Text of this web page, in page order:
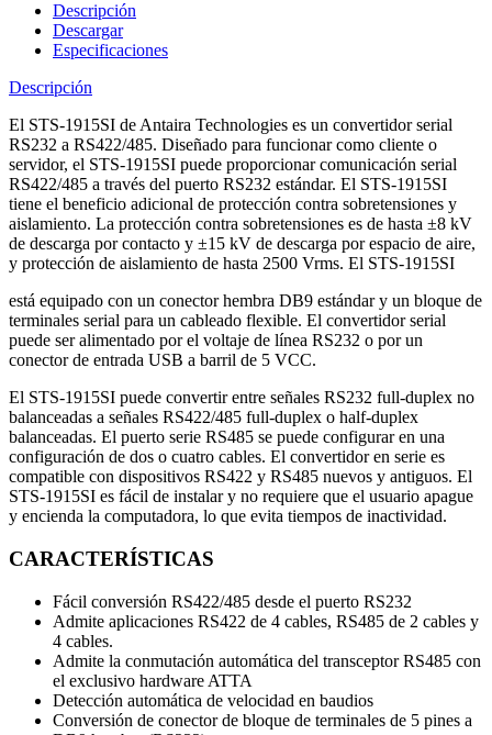
Descripción
Descargar
Especificaciones
Descripción
El STS-1915SI de Antaira Technologies es un convertidor serial
RS232 a RS422/485. Diseñado para funcionar como cliente o
servidor, el STS-1915SI puede proporcionar comunicación serial
RS422/485 a través del puerto RS232 estándar. El STS-1915SI
tiene el beneficio adicional de protección contra sobretensiones y
aislamiento. La protección contra sobretensiones es de hasta ±8 kV
de descarga por contacto y ±15 kV de descarga por espacio de aire,
y protección de aislamiento de hasta 2500 Vrms. El STS-1915SI
está equipado con un conector hembra DB9 estándar y un bloque de
terminales serial para un cableado flexible. El convertidor serial
puede ser alimentado por el voltaje de línea RS232 o por un
conector de entrada USB a barril de 5 VCC.
El STS-1915SI puede convertir entre señales RS232 full-duplex no
balanceadas a señales RS422/485 full-duplex o half-duplex
balanceadas. El puerto serie RS485 se puede configurar en una
configuración de dos o cuatro cables. El convertidor en serie es
compatible con dispositivos RS422 y RS485 nuevos y antiguos. El
STS-1915SI es fácil de instalar y no requiere que el usuario apague
y encienda la computadora, lo que evita tiempos de inactividad.
CARACTERÍSTICAS
Fácil conversión RS422/485 desde el puerto RS232
Admite aplicaciones RS422 de 4 cables, RS485 de 2 cables y
4 cables.
Admite la conmutación automática del transceptor RS485 con
el exclusivo hardware ATTA
Detección automática de velocidad en baudios
Conversión de conector de bloque de terminales de 5 pines a